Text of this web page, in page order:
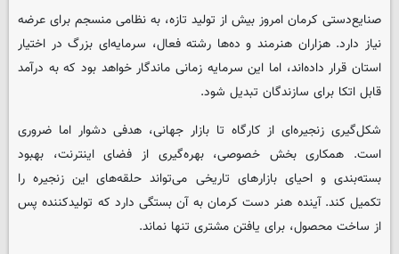
صنایع‌دستی کرمان امروز بیش از تولید تازه، به نظامی منسجم برای عرضه
نیاز دارد. هزاران هنرمند و ده‌ها رشته فعال، سرمایه‌ای بزرگ در اختیار
استان قرار داده‌اند، اما این سرمایه زمانی ماندگار خواهد بود که به درآمد
قابل اتکا برای سازندگان تبدیل شود.
شکل‌گیری زنجیره‌ای از کارگاه تا بازار جهانی، هدفی دشوار اما ضروری
است. همکاری بخش خصوصی، بهره‌گیری از فضای اینترنت، بهبود
بسته‌بندی و احیای بازارهای تاریخی می‌تواند حلقه‌های این زنجیره را
تکمیل کند. آینده هنر دست کرمان به آن بستگی دارد که تولیدکننده پس
از ساخت محصول، برای یافتن مشتری تنها نماند.